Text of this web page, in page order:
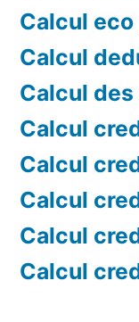
Calcul
Calcul
Calcul des
Calcul
Calcul
Calcul
Calcul
Calcul